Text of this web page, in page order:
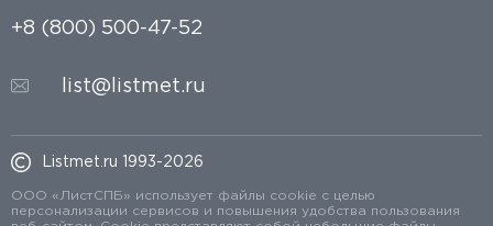
+8 (800) 500-47-52
list@listmet.ru
Listmet.ru 1993-2026
ООО «ЛистСПБ» использует файлы cookie с целью
персонализации сервисов и повышения удобства пользования